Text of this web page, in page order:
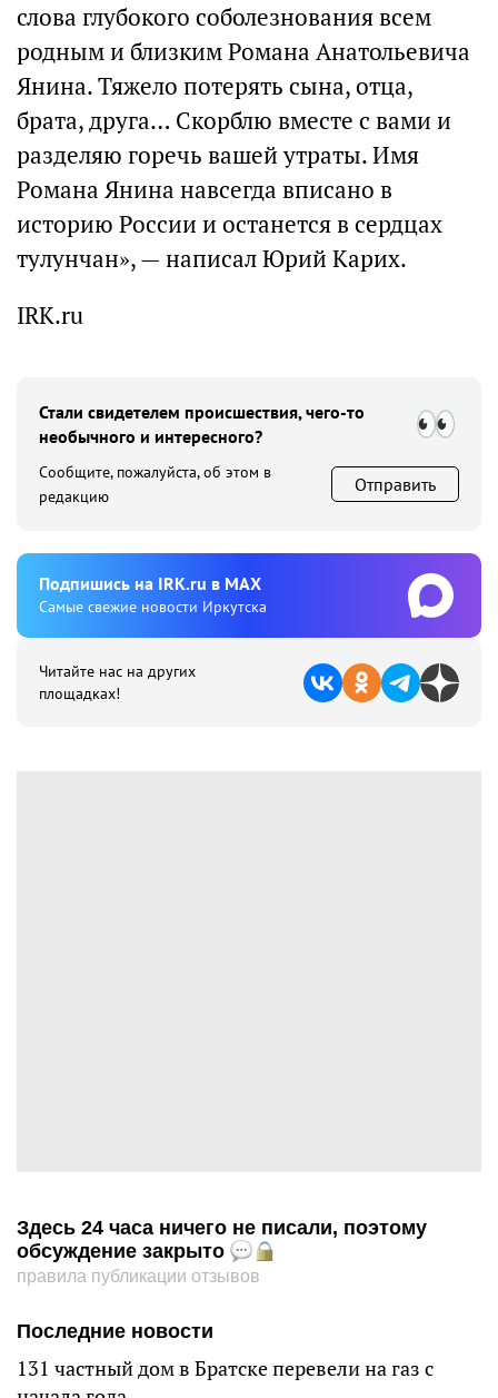
слова глубокого соболезнования всем
родным и близким Романа Анатольевича
Янина. Тяжело потерять сына, отца,
брата, друга… Скорблю вместе с вами и
разделяю горечь вашей утраты. Имя
Романа Янина навсегда вписано в
историю России и останется в сердцах
тулунчан», — написал Юрий Карих.
IRK.ru
Стали свидетелем происшествия, чего-то
необычного и интересного?
Сообщите, пожалуйста, об этом в
редакцию
Отправить
Подпишиcь на IRK.ru в MAX
Cамые свежие новости Иркутска
Читайте нас на других
площадках!
Здесь 24 часа ничего не писали, поэтому
обсуждение закрыто
правила публикации отзывов
Последние новости
131 частный дом в Братске перевели на газ с